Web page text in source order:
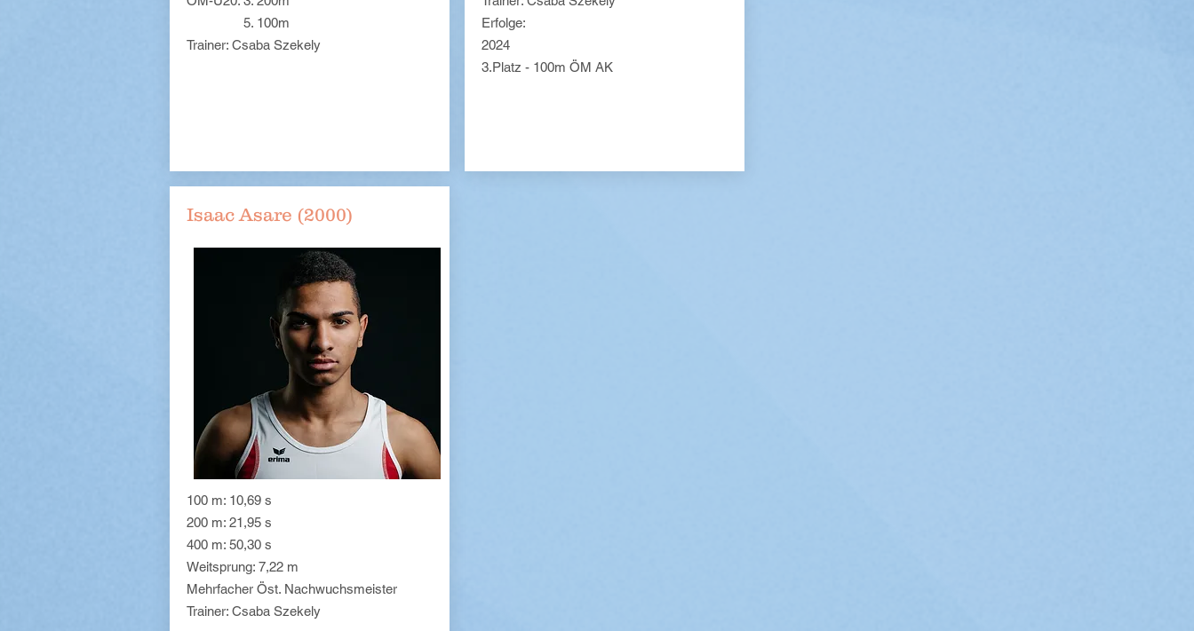
5. 100m
Trainer: Csaba Szekely
Erfolge:
2024
3.Platz - 100m ÖM AK
Isaac Asare (2000)
100 m: 10,69 s
200 m: 21,95 s
400 m: 50,30 s
Weitsprung: 7,22 m
Mehrfacher Öst. Nachwuchsmeister
Trainer: Csaba Szekely